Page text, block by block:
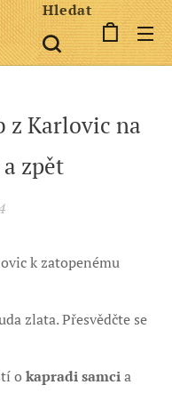
Hledat
z Karlovic na
zpět
k zatopenému
zlata. Přesvědčte se
o kapradi samcia